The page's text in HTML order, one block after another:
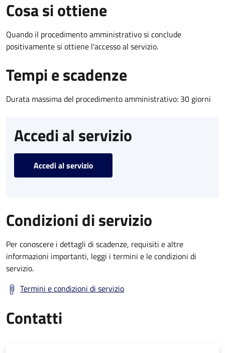
Cosa si ottiene
Quando il procedimento amministrativo si conclude
positivamente si ottiene l'accesso al servizio.
Tempi e scadenze
Durata massima del procedimento amministrativo: 30 giorni
Accedi al servizio
Accedi al servizio
Condizioni di servizio
Per conoscere i dettagli di scadenze, requisiti e altre
informazioni importanti, leggi i termini e le condizioni di
servizio.
Termini e condizioni di servizio
Contatti